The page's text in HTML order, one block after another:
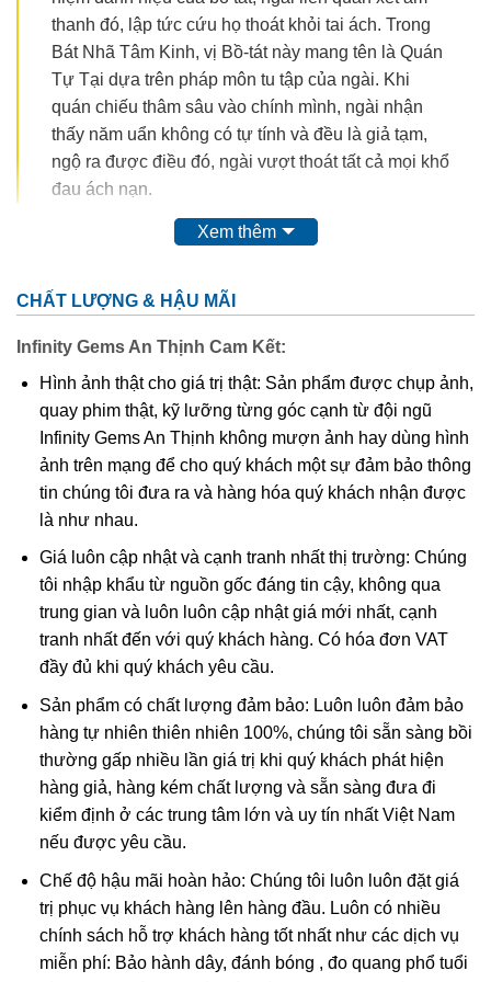
thanh đó, lập tức cứu họ thoát khỏi tai ách. Trong
Bát Nhã Tâm Kinh, vị Bồ-tát này mang tên là Quán
Tự Tại dựa trên pháp môn tu tập của ngài. Khi
quán chiếu thâm sâu vào chính mình, ngài nhận
thấy năm uẩn không có tự tính và đều là giả tạm,
ngộ ra được điều đó, ngài vượt thoát tất cả mọi khổ
đau ách nạn.
Quan Thế Âm Bồ Tátđược nhắc đến trong kinh phật là
người có thần lực nhất, chỉ đứng sau Phật Tổ. Quan Thế
Âm Bồ Tát luôn đi khắp thế gian, phổ độ tất thảy chúng
sinh thoát khỏi khổ nạn bi ai.
Âm Ngọc Jade có công dụng:
Hình tượng Quan Thế Âm Bồ Tát là biểu tượng của
điểm lành, lòng từ bi bác ái, hóa giải hung khí cho gia
chủ.
ý.
Tránh bị kẻ tiểu nhân hãm hại; tránh sự rủi ro, bất hạnh
xảy ra.
Xem thêm
CHẤT LƯỢNG & HẬU MÃI
Infinity Gems An Thịnh Cam Kết:
Hình ảnh thật cho giá trị thật: Sản phẩm được chụp ảnh,
quay phim thật, kỹ lưỡng từng góc cạnh từ đội ngũ
Infinity Gems An Thịnh không mượn ảnh hay dùng hình
ảnh trên mạng để cho quý khách một sự đảm bảo thông
tin chúng tôi đưa ra và hàng hóa quý khách nhận được
là như nhau.
Giá luôn cập nhật và cạnh tranh nhất thị trường: Chúng
tôi nhập khẩu từ nguồn gốc đáng tin cậy, không qua
trung gian và luôn luôn cập nhật giá mới nhất, cạnh
tranh nhất đến với quý khách hàng. Có hóa đơn VAT
đầy đủ khi quý khách yêu cầu.
Sản phẩm có chất lượng đảm bảo: Luôn luôn đảm bảo
hàng tự nhiên thiên nhiên 100%, chúng tôi sẵn sàng bồi
thường gấp nhiều lần giá trị khi quý khách phát hiện
hàng giả, hàng kém chất lượng và sẵn sàng đưa đi
kiểm định ở các trung tâm lớn và uy tín nhất Việt Nam
nếu được yêu cầu.
Chế độ hậu mãi hoàn hảo: Chúng tôi luôn luôn đặt giá
trị phục vụ khách hàng lên hàng đầu. Luôn có nhiều
chính sách hỗ trợ khách hàng tốt nhất như các dịch vụ
miễn phí: Bảo hành dây, đánh bóng , đo quang phổ tuổi